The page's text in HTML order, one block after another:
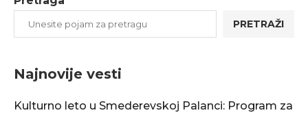
PRETRAŽI
Najnovije vesti
Kulturno leto u Smederevskoj Palanci: Program za